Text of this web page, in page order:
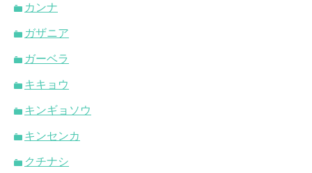
カンナ
ガザニア
ガーベラ
キキョウ
キンギョソウ
キンセンカ
クチナシ